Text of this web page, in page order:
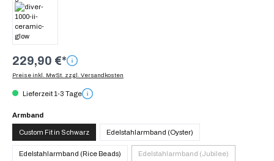
229,90 €*
Preise inkl. MwSt. zzgl. Versandkosten
Lieferzeit 1-3 Tage
Armbandauswählen
Custom Fit in Schwarz Edelstahlarmband (Oyster)
Edelstahlarmband (Rice Beads) Edelstahlarmband (Jubilee)
(Diese Option ist zurzeit nicht